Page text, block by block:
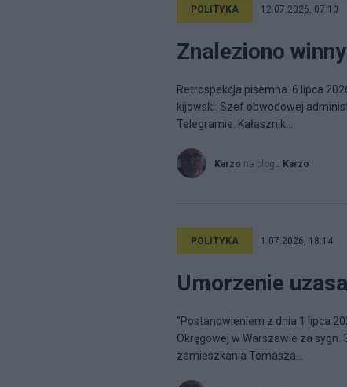
POLITYKA 12.07.2026, 07:10
Znaleziono
Retrospekcja pisemna. 6 lipca
kijowski. Szef obwodowej
Telegramie. Kałasznik...
Karzo na blogu Karzo
POLITYKA 1.07.2026, 18:14
Umorzenie
"Postanowieniem z dnia 1 lipca
Okręgowej w Warszawie za sygn.
zamieszkania Tomasza...